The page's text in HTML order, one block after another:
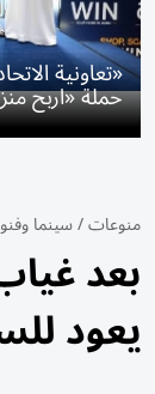
«تعاونية
حملة «اربح
منوعات/سينما
يعود